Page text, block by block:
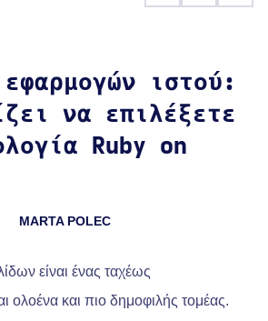
ιστού:
να επιλέξετε
Ruby on
MARTA POLEC
είναι ένας ταχέως
ολοένα και πιο δημοφιλής τομέας.